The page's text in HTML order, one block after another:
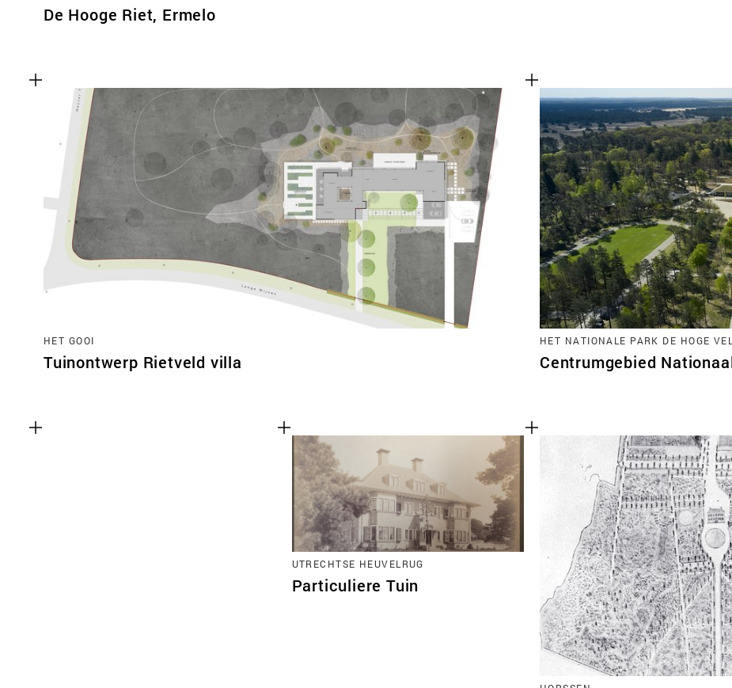
De Hooge Riet, Ermelo
HET GOOI
Tuinontwerp Rietveld villa
HET NATIONALE PARK DE HOGE
Centrumgebied
UTRECHTSE HEUVELRUG
Particuliere Tuin
Cookies van derden